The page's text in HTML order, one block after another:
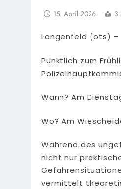
15. April 2026 3
Langenfeld (ots) –
Pünktlich zum
Wann? Am
Wo? Am
Während des
nicht nur
vermittelt